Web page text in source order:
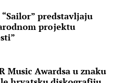
predstavljaju
projektu
Music Awardsa u znaku